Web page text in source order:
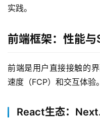
实践。
前端框架：性能
前端是用户直接接触的
速度（FCP）和交互体验。
React生态：